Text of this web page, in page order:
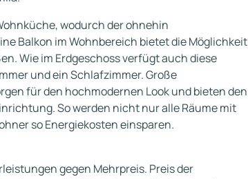
wodurch der ohnehin
Balkon im Wohnbereich bietet die Möglichkeit
Wie im Erdgeschoss verfügt auch diese
und ein Schlafzimmer. Große
für den hochmodernen Look und bieten den
So werden nicht nur alle Räume mit
so Energiekosten einsparen.
gegen Mehrpreis. Preis der